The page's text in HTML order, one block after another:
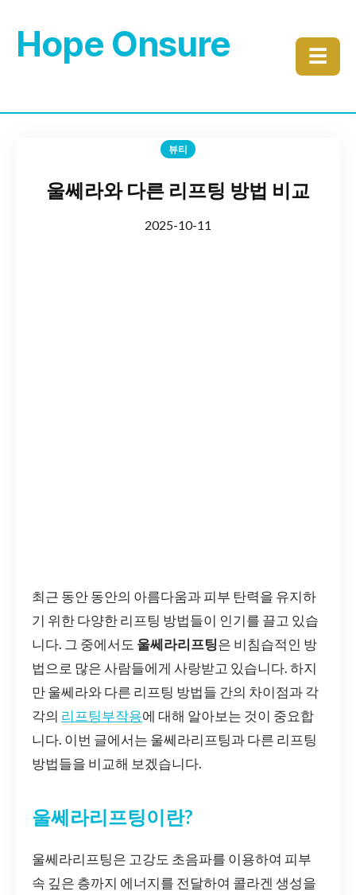
Hope Onsure ☰
뷰티
울쎄라와 다른 리프팅 방법 비교
2025-10-11
최근 동안 동안의 아름다움과 피부 탄력을 유지하
기 위한 다양한 리프팅 방법들이 인기를 끌고 있습
니다. 그 중에서도 울쎄라리프팅은 비침습적인 방
법으로 많은 사람들에게 사랑받고 있습니다. 하지
만 울쎄라와 다른 리프팅 방법들 간의 차이점과 각
각의 리프팅부작용에 대해 알아보는 것이 중요합
니다. 이번 글에서는 울쎄라리프팅과 다른 리프팅
방법들을 비교해 보겠습니다.
울쎄라리프팅이란?
울쎄라리프팅은 고강도 초음파를 이용하여 피부
속 깊은 층까지 에너지를 전달하여 콜라겐 생성을